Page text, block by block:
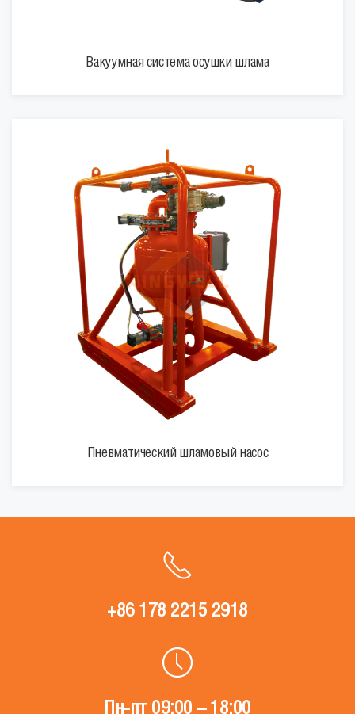
Вакуумная система осушки шлама
Пневматический шламовый насос
+86 178 2215 2918
Пн-пт 09:00 – 18:00